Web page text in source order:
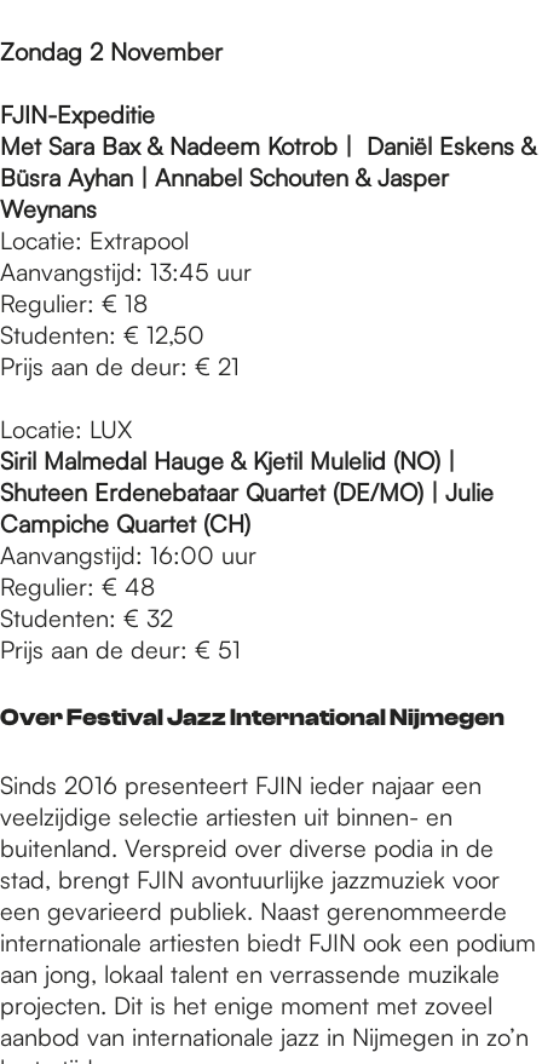
Zondag 2 November
FJIN-Expeditie
Met Sara Bax & Nadeem Kotrob | Daniël Eskens &
Büsra Ayhan | Annabel Schouten & Jasper
Weynans
Locatie: Extrapool
Aanvangstijd: 13:45 uur
Regulier: € 18
Studenten: € 12,50
Prijs aan de deur: € 21
Locatie: LUX
Siril Malmedal Hauge & Kjetil Mulelid (NO) |
Shuteen Erdenebataar Quartet (DE/MO) | Julie
Campiche Quartet (CH)
Aanvangstijd: 16:00 uur
Regulier: € 48
Studenten: € 32
Prijs aan de deur: € 51
Over Festival Jazz International Nijmegen
Sinds 2016 presenteert FJIN ieder najaar een
veelzijdige selectie artiesten uit binnen- en
buitenland. Verspreid over diverse podia in de
stad, brengt FJIN avontuurlijke jazzmuziek voor
een gevarieerd publiek. Naast gerenommeerde
internationale artiesten biedt FJIN ook een podium
aan jong, lokaal talent en verrassende muzikale
projecten. Dit is het enige moment met zoveel
aanbod van internationale jazz in Nijmegen in zo’n